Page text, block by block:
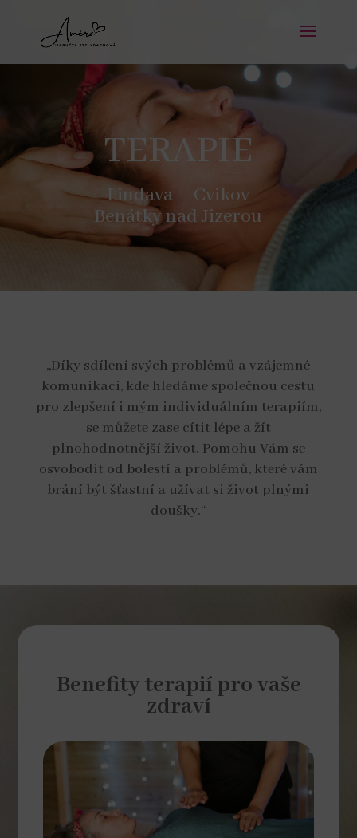
TERAPIE
Lindava – Cvikov
Benátky nad Jizerou
„Díky sdílení svých problémů a vzájemné
komunikaci, kde hledáme společnou cestu
pro zlepšení i mým individuálním terapiím,
se můžete zase cítit lépe a žít
plnohodnotnější život. Pomohu Vám se
osvobodit od bolestí a problémů, které vám
brání být šťastní a užívat si život plnými
doušky.“
Benefity terapií pro vaše
zdraví